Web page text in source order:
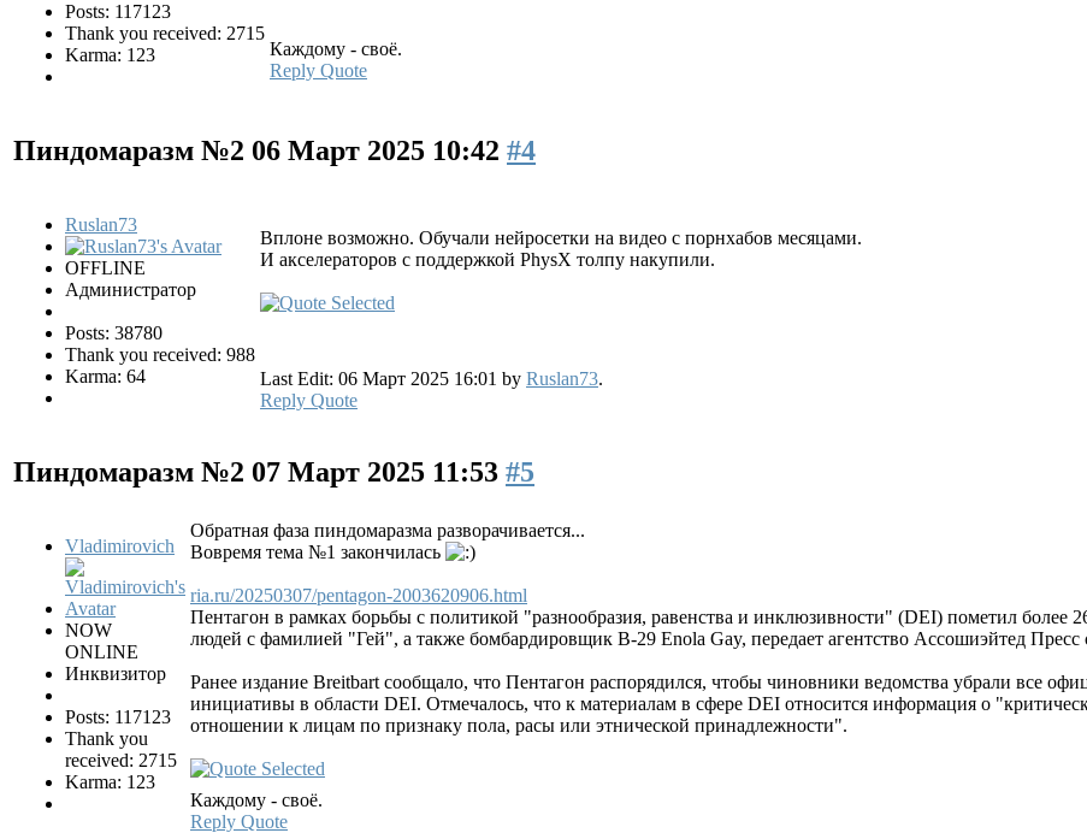
Posts: 117123
Thank you received: 2715
Karma: 123
Каждому - своё.
Reply Quote
Пиндомаразм №2 06 Март 2025 10:42 #4
Ruslan73
OFFLINE
Администратор
Posts: 38780
Thank you received: 988
Karma: 64
Вплоне возможно. Обучали нейросетки на видео с порнхабов месяцами.
И акселераторов с поддержкой PhysX толпу накупили.
Last Edit: 06 Март 2025 16:01 by Ruslan73.
Reply Quote
Пиндомаразм №2 07 Март 2025 11:53 #5
Vladimirovich
NOW
ONLINE
Инквизитор
Posts: 117123
Thank you
received: 2715
Karma: 123
Обратная фаза пиндомаразма разворачивается...
Вовремя тема №1 закончилась
ria.ru/20250307/pentagon-2003620906.html
Пентагон в рамках борьбы с политикой "разнообразия, равенства и инклюзивности" (DEI) пометил более
людей с фамилией "Гей", а также бомбардировщик B-29 Enola Gay, передает агентство Ассошиэйтед Пресс
Ранее издание Breitbart сообщало, что Пентагон распорядился, чтобы чиновники ведомства убрали все
инициативы в области DEI. Отмечалось, что к материалам в сфере DEI относится информация о
отношении к лицам по признаку пола, расы или этнической принадлежности".
Каждому - своё.
Reply Quote